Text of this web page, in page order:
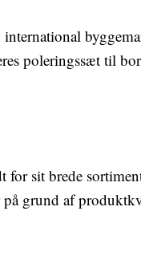
international
poleringssæt til
for sit brede
grund af